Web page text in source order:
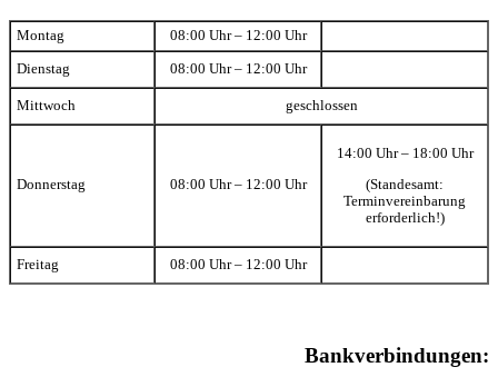
Montag 08:00 Uhr – 12:00 Uhr
Dienstag 08:00 Uhr – 12:00 Uhr
Mittwoch geschlossen
Donnerstag 08:00 Uhr – 12:00 Uhr
14:00 Uhr – 18:00 Uhr
(Standesamt:
Terminvereinbarung
erforderlich!)
Freitag 08:00 Uhr – 12:00 Uhr
Bankverbindungen: